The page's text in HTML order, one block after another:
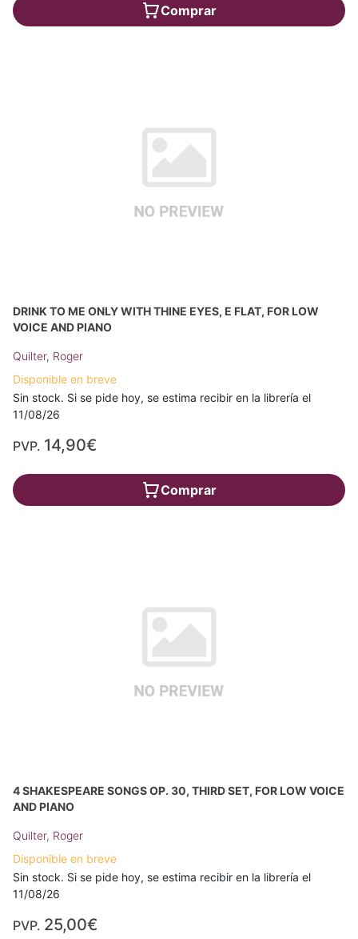
Comprar
DRINK TO ME ONLY WITH THINE EYES, E FLAT, FOR LOW
VOICE AND PIANO
Quilter, Roger
Disponible en breve
Sin stock. Si se pide hoy, se estima recibir en la librería el
11/08/26
PVP. 14,90€
Comprar
4 SHAKESPEARE SONGS OP. 30, THIRD SET, FOR LOW VOICE
AND PIANO
Quilter, Roger
Disponible en breve
Sin stock. Si se pide hoy, se estima recibir en la librería el
11/08/26
PVP. 25,00€